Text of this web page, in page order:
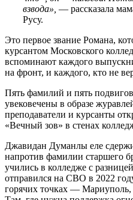
взвода», — рассказала
Русу.
Это первое звание Романа,
курсантом Московского
вспоминают каждого
на фронт, и каждого, кто не
Пять фамилий и пять
увековечены в образе
преподаватели и курсанты
«Вечный зов» в стенах
Джавидан Думанлы еле
напротив фамилии старшего
учились в колледже с
отправился на СВО в 2022
горячих точках —